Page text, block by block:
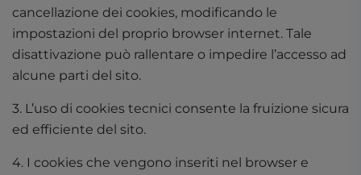
cancellazione dei cookies, modificando le
impostazioni del proprio browser internet. Tale
disattivazione può rallentare o impedire l’accesso ad
alcune parti del sito.
3. L’uso di cookies tecnici consente la fruizione sicura
ed efficiente del sito.
4. I cookies che vengono inseriti nel browser e